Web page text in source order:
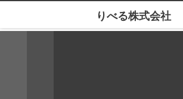
りべる株式会社